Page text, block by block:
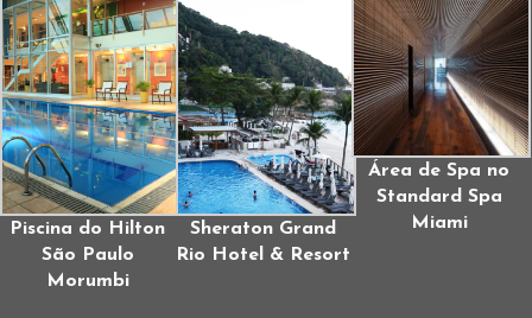
Piscina do Hilton
São Paulo
Morumbi
Sheraton Grand
Rio Hotel & Resort
Área de Spa no
Standard Spa
Miami